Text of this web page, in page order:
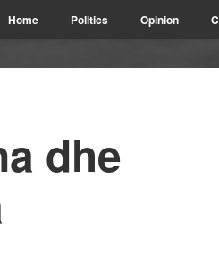
Home Politics Opinion
dhe